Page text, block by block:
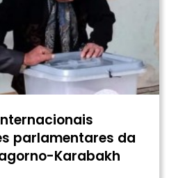
parlamentares da
Karabakh